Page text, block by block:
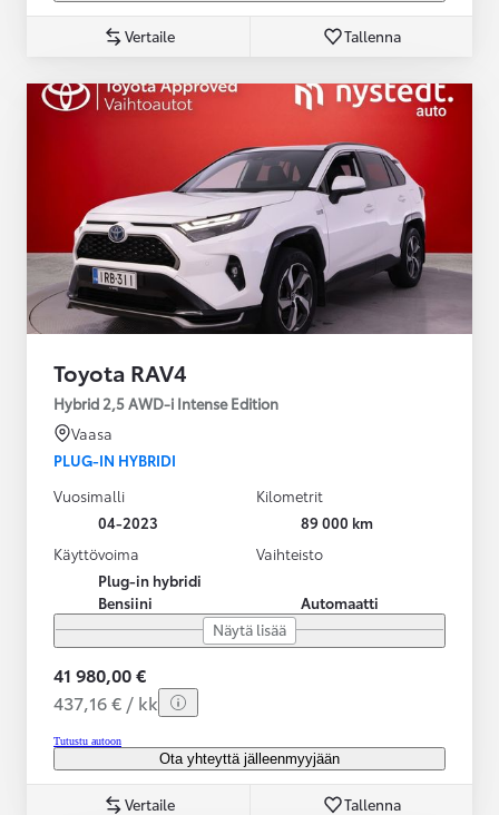
Vertaile Tallenna
Toyota RAV4
Hybrid 2,5 AWD-i Intense Edition
Vaasa
PLUG-IN HYBRIDI
Vuosimalli
04-2023
Kilometrit
89 000 km
Käyttövoima
Plug-in hybridi
Bensiini
Vaihteisto
Automaatti
Näytä lisää
41 980,00 €
437,16 € / kk
Tutustu autoon
Ota yhteyttä jälleenmyyjään
Vertaile Tallenna